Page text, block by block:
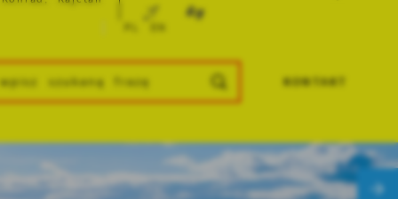
KONTAKT